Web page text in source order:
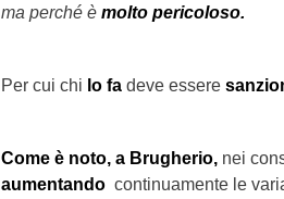
ma perché è molto pericoloso.
Per cui chi lo fa deve essere
Come è noto, a Brugherio, nei
aumentando continuamente le